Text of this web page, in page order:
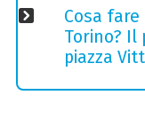
Cosa fare
Torino? Il
piazza